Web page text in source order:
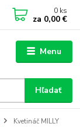
Menu
Hľadať
0 ks
za 0,00 €
Kvetináč MILLY